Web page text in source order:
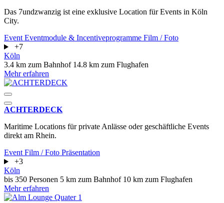
Das 7undzwanzig ist eine exklusive Location für Events in Köln
City.
Event Eventmodule & Incentiveprogramme Film / Foto
+7
Köln
3.4 km zum Bahnhof 14.8 km zum Flughafen
Mehr erfahren
ACHTERDECK
Maritime Locations für private Anlässe oder geschäftliche Events
direkt am Rhein.
Event Film / Foto Präsentation
+3
Köln
bis 350 Personen 5 km zum Bahnhof 10 km zum Flughafen
Mehr erfahren